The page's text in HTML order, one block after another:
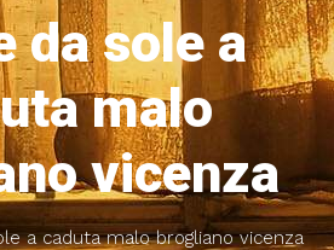
da sole a
malo
vicenza
a caduta malo brogliano vicenza